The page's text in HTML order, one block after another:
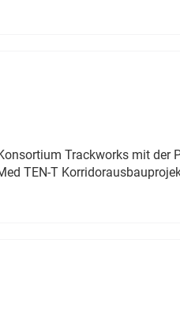
Trackworks mit der
TEN-T